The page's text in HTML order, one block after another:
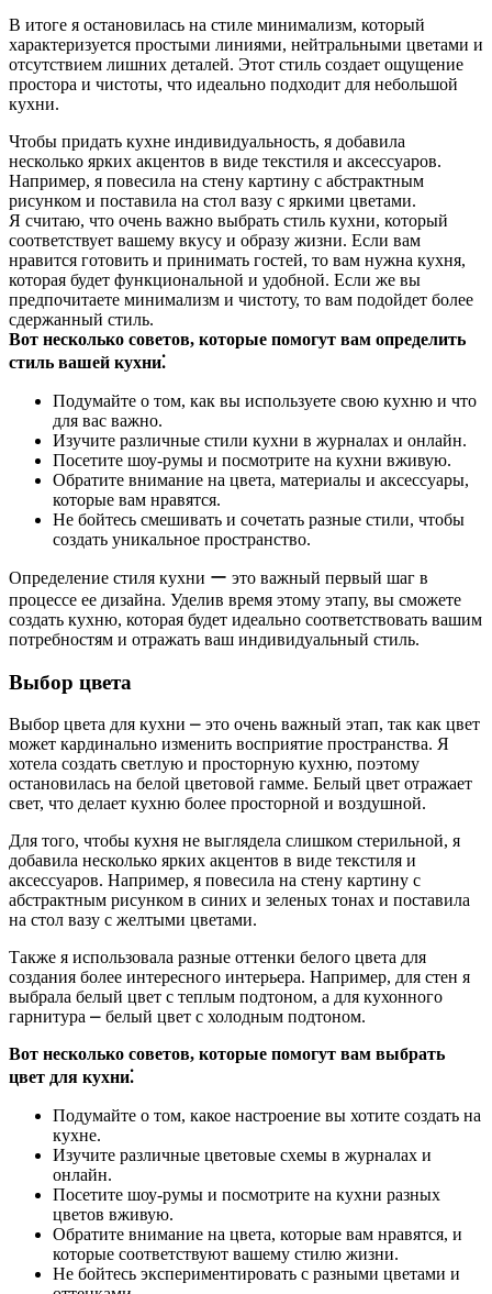
В итоге я остановилась на стиле минимализм, который
характеризуется простыми линиями, нейтральными цветами и
отсутствием лишних деталей. Этот стиль создает ощущение
простора и чистоты, что идеально подходит для небольшой
кухни.
Чтобы придать кухне индивидуальность, я добавила
несколько ярких акцентов в виде текстиля и аксессуаров.
Например, я повесила на стену картину с абстрактным
рисунком и поставила на стол вазу с яркими цветами.
Я считаю, что очень важно выбрать стиль кухни, который
соответствует вашему вкусу и образу жизни. Если вам
нравится готовить и принимать гостей, то вам нужна кухня,
которая будет функциональной и удобной. Если же вы
предпочитаете минимализм и чистоту, то вам подойдет более
сдержанный стиль.
Вот несколько советов, которые помогут вам определить
стиль вашей кухни⁚
Подумайте о том, как вы используете свою кухню и что
для вас важно.
Изучите различные стили кухни в журналах и онлайн.
Посетите шоу-румы и посмотрите на кухни вживую.
Обратите внимание на цвета, материалы и аксессуары,
которые вам нравятся.
Не бойтесь смешивать и сочетать разные стили, чтобы
создать уникальное пространство.
Определение стиля кухни ー это важный первый шаг в
процессе ее дизайна. Уделив время этому этапу, вы сможете
создать кухню, которая будет идеально соответствовать вашим
потребностям и отражать ваш индивидуальный стиль.
Выбор цвета
Выбор цвета для кухни ⎼ это очень важный этап, так как цвет
может кардинально изменить восприятие пространства. Я
хотела создать светлую и просторную кухню, поэтому
остановилась на белой цветовой гамме. Белый цвет отражает
свет, что делает кухню более просторной и воздушной.
Для того, чтобы кухня не выглядела слишком стерильной, я
добавила несколько ярких акцентов в виде текстиля и
аксессуаров. Например, я повесила на стену картину с
абстрактным рисунком в синих и зеленых тонах и поставила
на стол вазу с желтыми цветами.
Также я использовала разные оттенки белого цвета для
создания более интересного интерьера. Например, для стен я
выбрала белый цвет с теплым подтоном, а для кухонного
гарнитура ⎼ белый цвет с холодным подтоном.
Вот несколько советов, которые помогут вам выбрать
цвет для кухни⁚
Подумайте о том, какое настроение вы хотите создать на
кухне.
Изучите различные цветовые схемы в журналах и
онлайн.
Посетите шоу-румы и посмотрите на кухни разных
цветов вживую.
Обратите внимание на цвета, которые вам нравятся, и
которые соответствуют вашему стилю жизни.
Не бойтесь экспериментировать с разными цветами и